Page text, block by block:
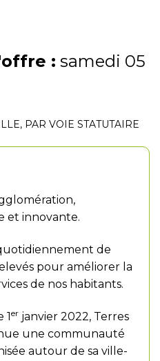
: samedi 05
, PAR VOIE STATUTAIRE
et innovante.
de
pour améliorer la
de nos habitants.
1er janvier 2022, Terres
une communauté
autour de sa ville-